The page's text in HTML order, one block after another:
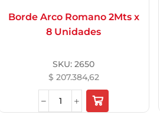
Borde Arco Romano 2Mts x
8 Unidades
SKU:2650
$ 207.384,62